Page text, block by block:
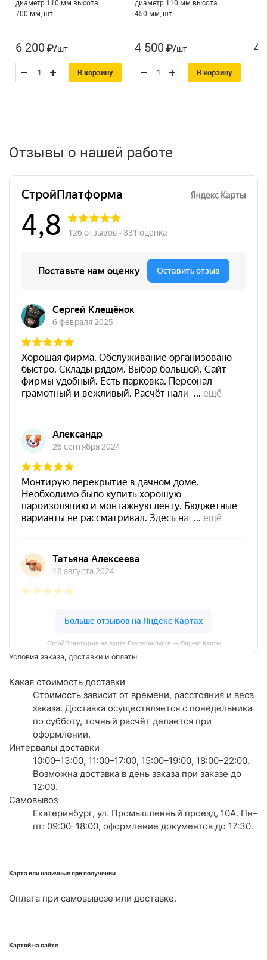
диаметр 110 мм высота
700 мм, шт
6 200 ₽/шт
В корзину
диаметр 110 мм высота
450 мм, шт
4 500 ₽/шт
В корзину
4
Отзывы о нашей работе
СтройПлатформа на карте Екатеринбурга — Яндекс Карты
Условия заказа, доставки и оплаты
Какая стоимость доставки
Стоимость зависит от времени, расстояния и веса
заказа. Доставка осуществляется с понедельника
по субботу, точный расчёт делается при
оформлении.
Интервалы доставки
10:00–13:00, 11:00–17:00, 15:00–19:00, 18:00–22:00.
Возможна доставка в день заказа при заказе до
12:00.
Самовывоз
Екатеринбург, ул. Промышленный проезд, 10А. Пн–
пт: 09:00–18:00, оформление документов до 17:30.
Карта или наличные при получении
Оплата при самовывозе или доставке.
Картой на сайте